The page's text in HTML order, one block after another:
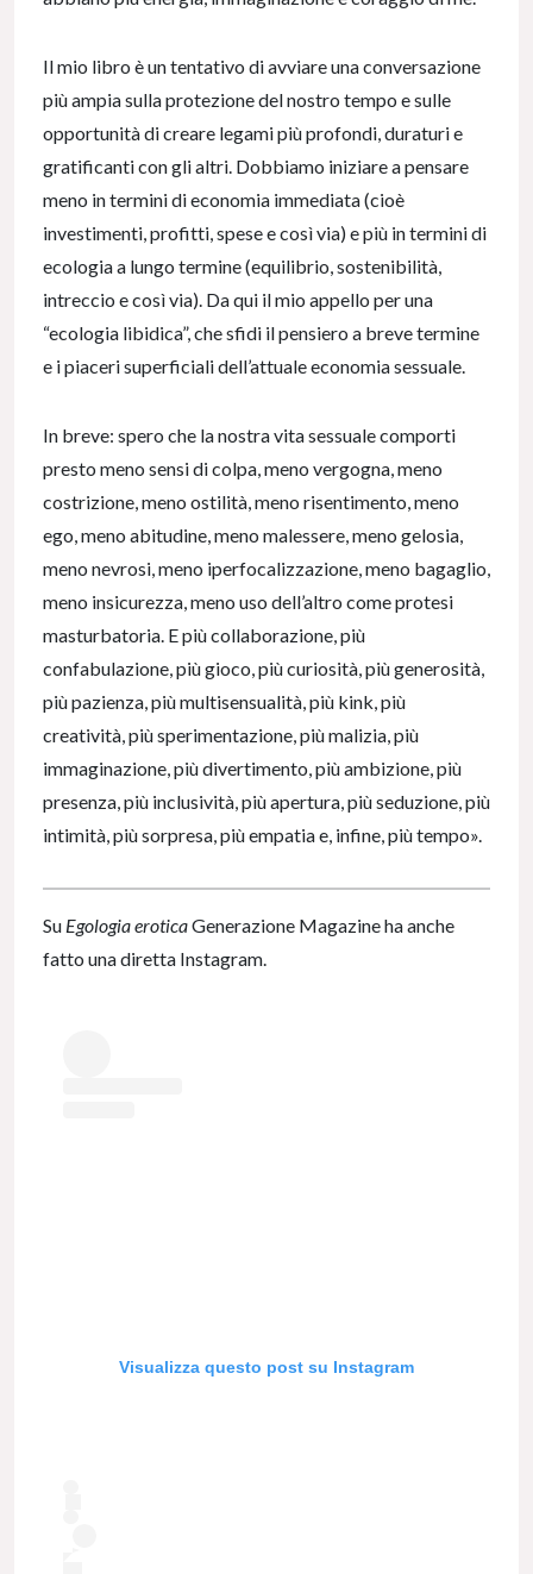
Il mio libro è un tentativo di avviare una conversazione
più ampia sulla protezione del nostro tempo e sulle
opportunità di creare legami più profondi, duraturi e
gratificanti con gli altri. Dobbiamo iniziare a pensare
meno in termini di economia immediata (cioè
investimenti, profitti, spese e così via) e più in termini di
ecologia a lungo termine (equilibrio, sostenibilità,
intreccio e così via). Da qui il mio appello per una
“ecologia libidica”, che sfidi il pensiero a breve termine
e i piaceri superficiali dell’attuale economia sessuale.
In breve: spero che la nostra vita sessuale comporti
presto meno sensi di colpa, meno vergogna, meno
costrizione, meno ostilità, meno risentimento, meno
ego, meno abitudine, meno malessere, meno gelosia,
meno nevrosi, meno iperfocalizzazione, meno bagaglio,
meno insicurezza, meno uso dell’altro come protesi
masturbatoria. E più collaborazione, più
confabulazione, più gioco, più curiosità, più generosità,
più pazienza, più multisensualità, più kink, più
creatività, più sperimentazione, più malizia, più
immaginazione, più divertimento, più ambizione, più
presenza, più inclusività, più apertura, più seduzione, più
intimità, più sorpresa, più empatia e, infine, più tempo».
Su Egologia eroticaGenerazione Magazine ha anche
fatto una diretta Instagram.
Visualizza questo post su Instagram